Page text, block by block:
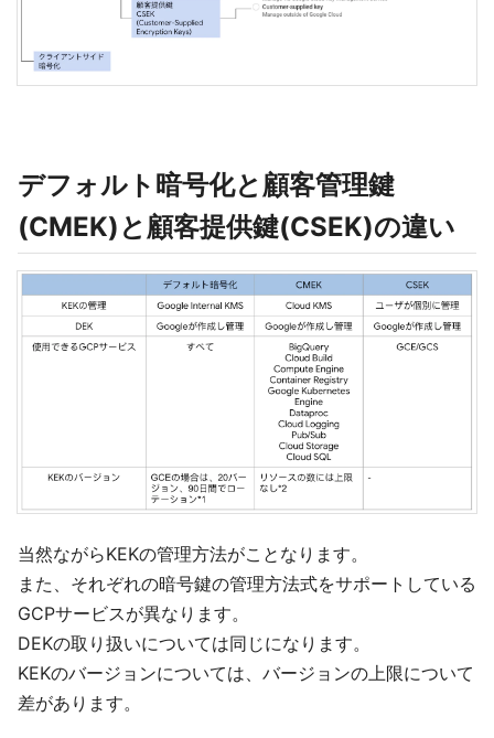
デフォルト暗号化と顧客管理鍵
(CMEK)と顧客提供鍵(CSEK)の違い
当然ながらKEKの管理方法がことなります。
また、それぞれの暗号鍵の管理方法式をサポートしている
GCPサービスが異なります。
DEKの取り扱いについては同じになります。
KEKのバージョンについては、バージョンの上限について
差があります。